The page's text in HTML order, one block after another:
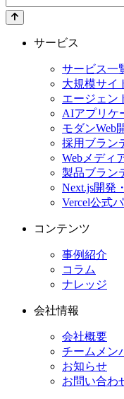
サービス
サービス一
大規模サイ
エージェン
AIアプリケ
モダンWeb
採用ブラン
Webメディ
製品ブラン
Next.js開発
Vercel公式
コンテンツ
事例紹介
コラム
ナレッジ
会社情報
会社概要
チームメン
お知らせ
お問い合わ